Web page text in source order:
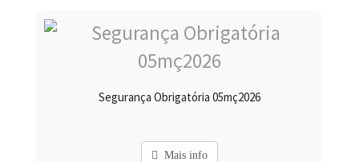
Segurança Obrigatória 05mç2026
Mais info